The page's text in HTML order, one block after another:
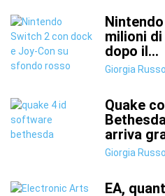
milioni
dopo il...
Giorgia Russo
Quake
arriva
Giorgia Russo
EA,